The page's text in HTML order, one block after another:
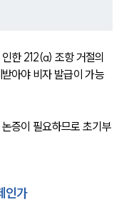
약
한 212(a) 조항 거절의
아야 비자 발급이 가능
증이 필요하므로 초기부
인가